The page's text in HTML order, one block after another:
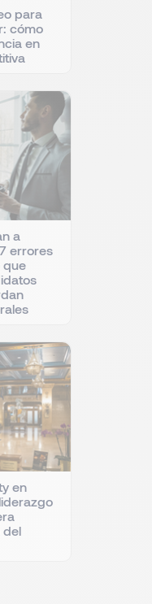
para
cómo
en
a
errores
que
en
del